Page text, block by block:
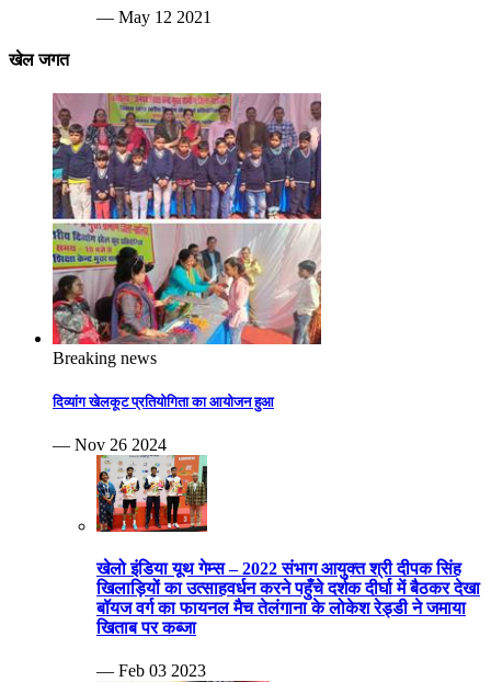
— May 12 2021
खेल जगत
Breaking news
दिव्यांग खेलकूट प्रतियोगिता का आयोजन हुआ
— Nov 26 2024
खेलो इंडिया यूथ गेम्स – 2022 संभाग आयुक्त श्री दीपक सिंह
खिलाड़ियों का उत्साहवर्धन करने पहुँचे दर्शक दीर्घा में बैठकर देखा
बॉयज वर्ग का फायनल मैच तेलंगाना के लोकेश रेड्डी ने जमाया
खिताब पर कब्जा
— Feb 03 2023